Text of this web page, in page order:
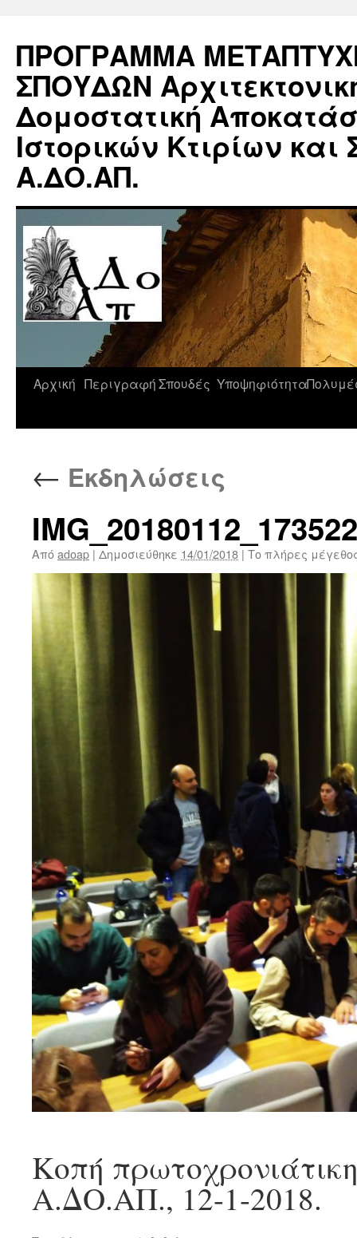
ΠΡΟΓΡΑΜΜΑ
ΣΠΟΥΔΩΝ
Δομοστατική
Ιστορικών Κτιρίων
Α.ΔΟ.ΑΠ.
Μετάβαση
Αρχική ΠεριγραφήΣπουδές Υποψηφιότητα
← Εκδηλώσεις
IMG_20180112_173522
Απόadoap | Δημοσιεύθηκε 14/01/2018 | Το πλήρες
Κοπή
Α.ΔΟ.ΑΠ., 12-1-2018.